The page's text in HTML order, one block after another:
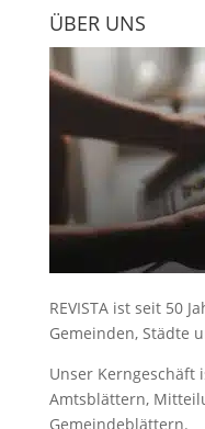
ÜBER UNS
REVISTA ist seit 50
Gemeinden, Städte
Unser Kerngeschäft
Amtsblättern,
Gemeindeblättern.